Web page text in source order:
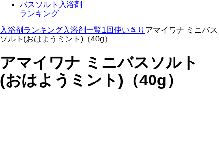
バスソルト入浴剤
ランキング
入浴剤ランキング入浴剤一覧1回使いきり アマイワナ ミニバス
ソルト(おはようミント)（40g）
アマイワナ ミニバスソルト
(おはようミント)（40g）